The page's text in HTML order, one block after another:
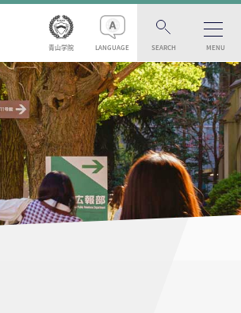
青山学院 LANGUAGE SEARCH MENU